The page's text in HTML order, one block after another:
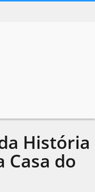
História
Casa do